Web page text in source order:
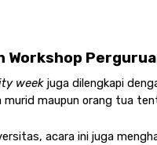
Workshop
week juga dilengkapi
murid maupun orang tua
acara ini juga